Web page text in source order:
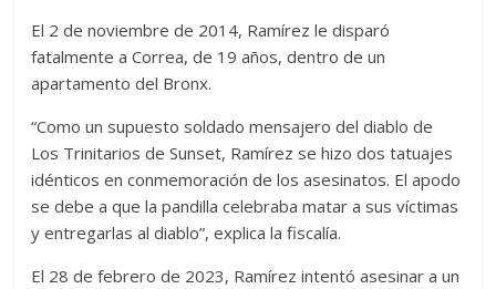
El 2 de noviembre de 2014, Ramírez le disparó
fatalmente a Correa, de 19 años, dentro de un
apartamento del Bronx.
“Como un supuesto soldado mensajero del diablo de
Los Trinitarios de Sunset, Ramírez se hizo dos tatuajes
idénticos en conmemoración de los asesinatos. El apodo
se debe a que la pandilla celebraba matar a sus víctimas
y entregarlas al diablo”, explica la fiscalía.
El 28 de febrero de 2023, Ramírez intentó asesinar a un